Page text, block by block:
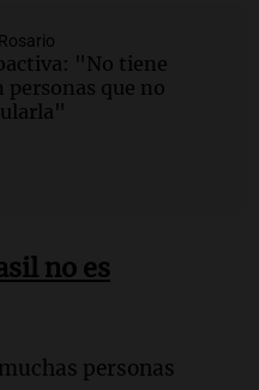
"No tiene
personas que no
no es
personas